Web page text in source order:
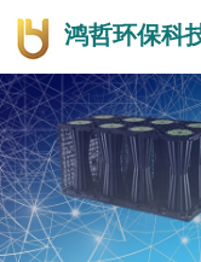
鸿哲环保科